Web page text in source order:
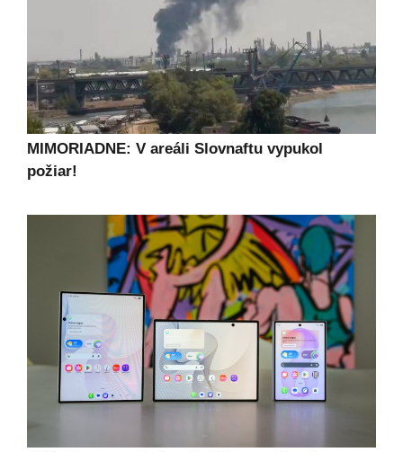
MIMORIADNE: V areáli Slovnaftu vypukol
požiar!